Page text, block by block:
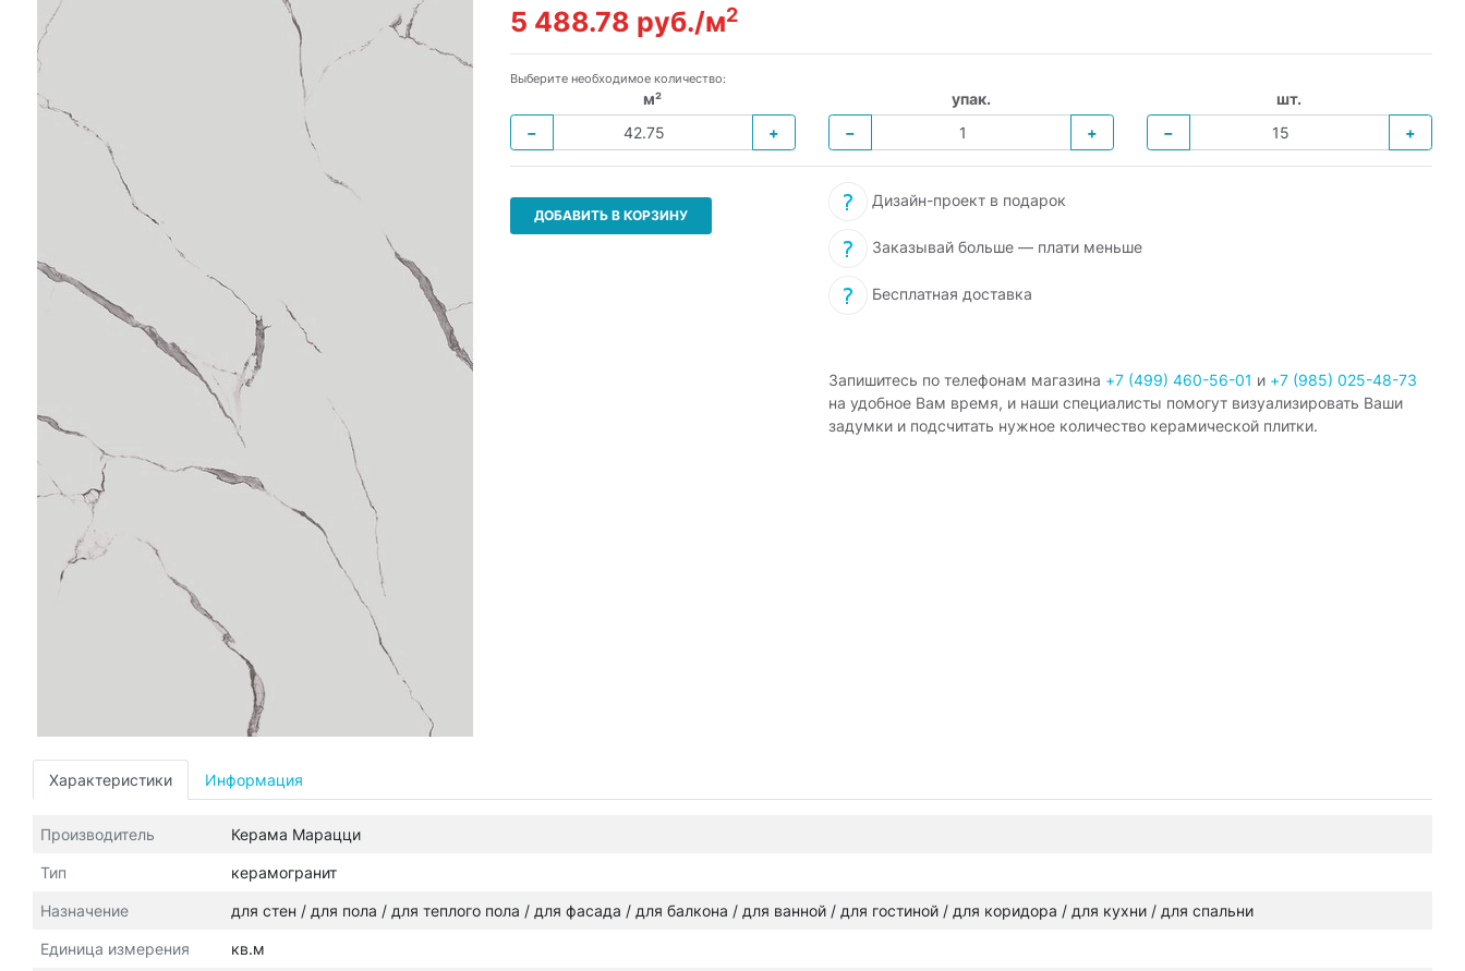
5 488.78 руб./м2
Выберите необходимое количество:
м²
−
+
упак.
−
+
шт.
−
+
ДОБАВИТЬ В КОРЗИНУ
Дизайн-проект в подарок
Заказывай больше — плати меньше
Бесплатная доставка
Запишитесь по телефонам магазина +7 (499) 460-56-01 и +7 (985) 025-48-73
на удобное Вам время, и наши специалисты помогут визуализировать Ваши
задумки и подсчитать нужное количество керамической плитки.
Характеристики Информация
Производитель Керама Марацци
Тип керамогранит
Назначение для стен / для пола / для теплого пола / для фасада / для балкона / для ванной / для гостиной / для коридора / для кухни / для спальни
Единица измерения кв.м